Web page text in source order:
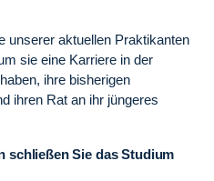
unserer aktuellen Praktikanten
sie eine Karriere in der
ihre bisherigen
ihren Rat an ihr jüngeres
schließen Sie das Studium